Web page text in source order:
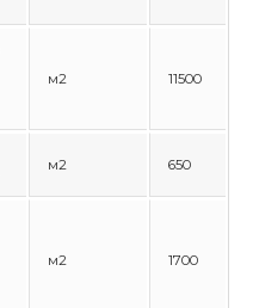
м2 11500
м2 650
м2 1700